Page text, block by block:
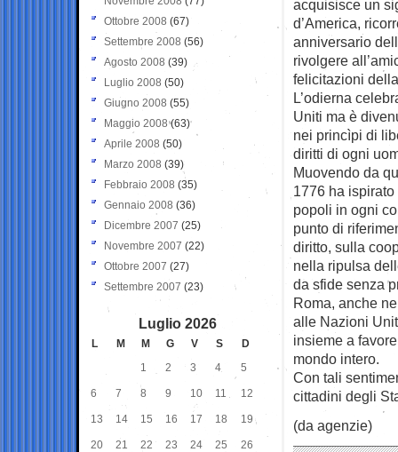
acquisisce un
d’America,
anniversario
rivolgere
felicitazioni
L’odierna
Uniti ma è
nei princìpi di
diritti di ogni
Muovendo da
1776 ha
popoli in ogni
punto di
diritto, sulla
nella ripulsa
da sfide senza
Roma, anche
alle Nazioni
insieme a
mondo intero.
Con tali
cittadini degli
(da agenzie)
Ottobre 2008 (67)
Settembre 2008 (56)
Agosto 2008 (39)
Luglio 2008 (50)
Giugno 2008 (55)
Maggio 2008(63)
Aprile 2008 (50)
Marzo 2008 (39)
Febbraio 2008 (35)
Gennaio 2008 (36)
Dicembre 2007 (25)
Novembre 2007 (22)
Ottobre 2007 (27)
Settembre 2007 (23)
Luglio 2026
L M M G V S
D
1
2 3 4 5
6 7 8 9 10 11 12
13 14 15 16 17 18 19
20 21 22 23 24 25 26